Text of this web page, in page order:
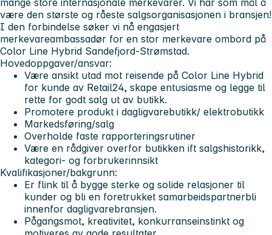
mange store internasjonale merkevarer. Vi har som mål å
være den største og råeste salgsorganisasjonen i bransjen!
I den forbindelse søker vi nå engasjert
merkevareambassadør for en stor merkevare ombord på
Color Line Hybrid Sandefjord-Strømstad.
Hovedoppgaver/ansvar:
Være ansikt utad mot reisende på Color Line Hybrid
for kunde av Retail24, skape entusiasme og legge til
rette for godt salg ut av butikk.
Promotere produkt i dagligvarebutikk/ elektrobutikk
Markedsføring/salg
Overholde faste rapporteringsrutiner
Være en rådgiver overfor butikken ift salgshistorikk,
kategori- og forbrukerinnsikt
Kvalifikasjoner/bakgrunn:
Er flink til å bygge sterke og solide relasjoner til
kunder og bli en foretrukket samarbeidspartnerbli
innenfor dagligvarebransjen.
Pågangsmot, kreativitet, konkurranseinstinkt og